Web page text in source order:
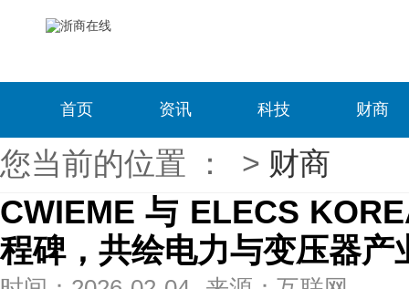
首页 资讯 科技 财商
您当前的位置 ： > 财商
CWIEME 与 ELECS
程碑，共绘电力与变压器产